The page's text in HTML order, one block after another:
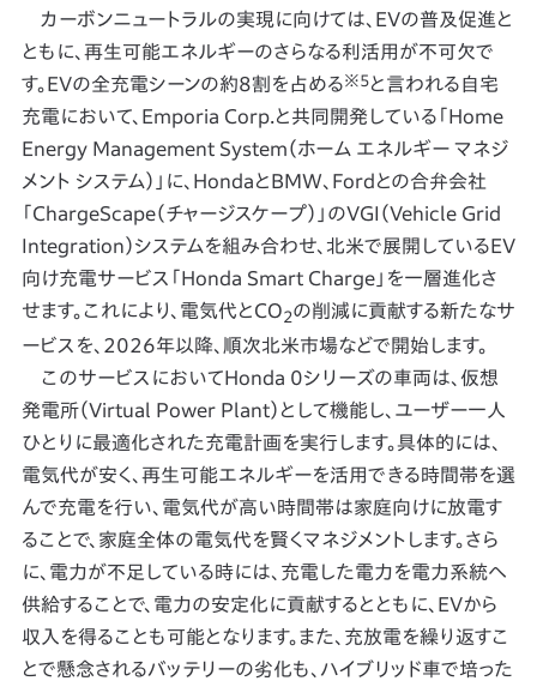
カーボンニュートラルの実現に向けては、EVの普及促進と
ともに、再生可能エネルギーのさらなる利活用が不可欠で
す。EVの全充電シーンの約8割を占める※5と言われる自宅
充電において、Emporia Corp.と共同開発している「Home
Energy Management System（ホーム エネルギー マネジ
メント システム）」に、HondaとBMW、Fordとの合弁会社
「ChargeScape（チャージスケープ）」のVGI（Vehicle Grid
Integration）システムを組み合わせ、北米で展開しているEV
向け充電サービス「Honda Smart Charge」を一層進化さ
せます。これにより、電気代とCO2の削減に貢献する新たなサ
ービスを、2026年以降、順次北米市場などで開始します。
このサービスにおいてHonda 0シリーズの車両は、仮想
発電所（Virtual Power Plant）として機能し、ユーザー一人
ひとりに最適化された充電計画を実行します。具体的には、
電気代が安く、再生可能エネルギーを活用できる時間帯を選
んで充電を行い、電気代が高い時間帯は家庭向けに放電す
ることで、家庭全体の電気代を賢くマネジメントします。さら
に、電力が不足している時には、充電した電力を電力系統へ
供給することで、電力の安定化に貢献するとともに、EVから
収入を得ることも可能となります。また、充放電を繰り返すこ
とで懸念されるバッテリーの劣化も、ハイブリッド車で培った